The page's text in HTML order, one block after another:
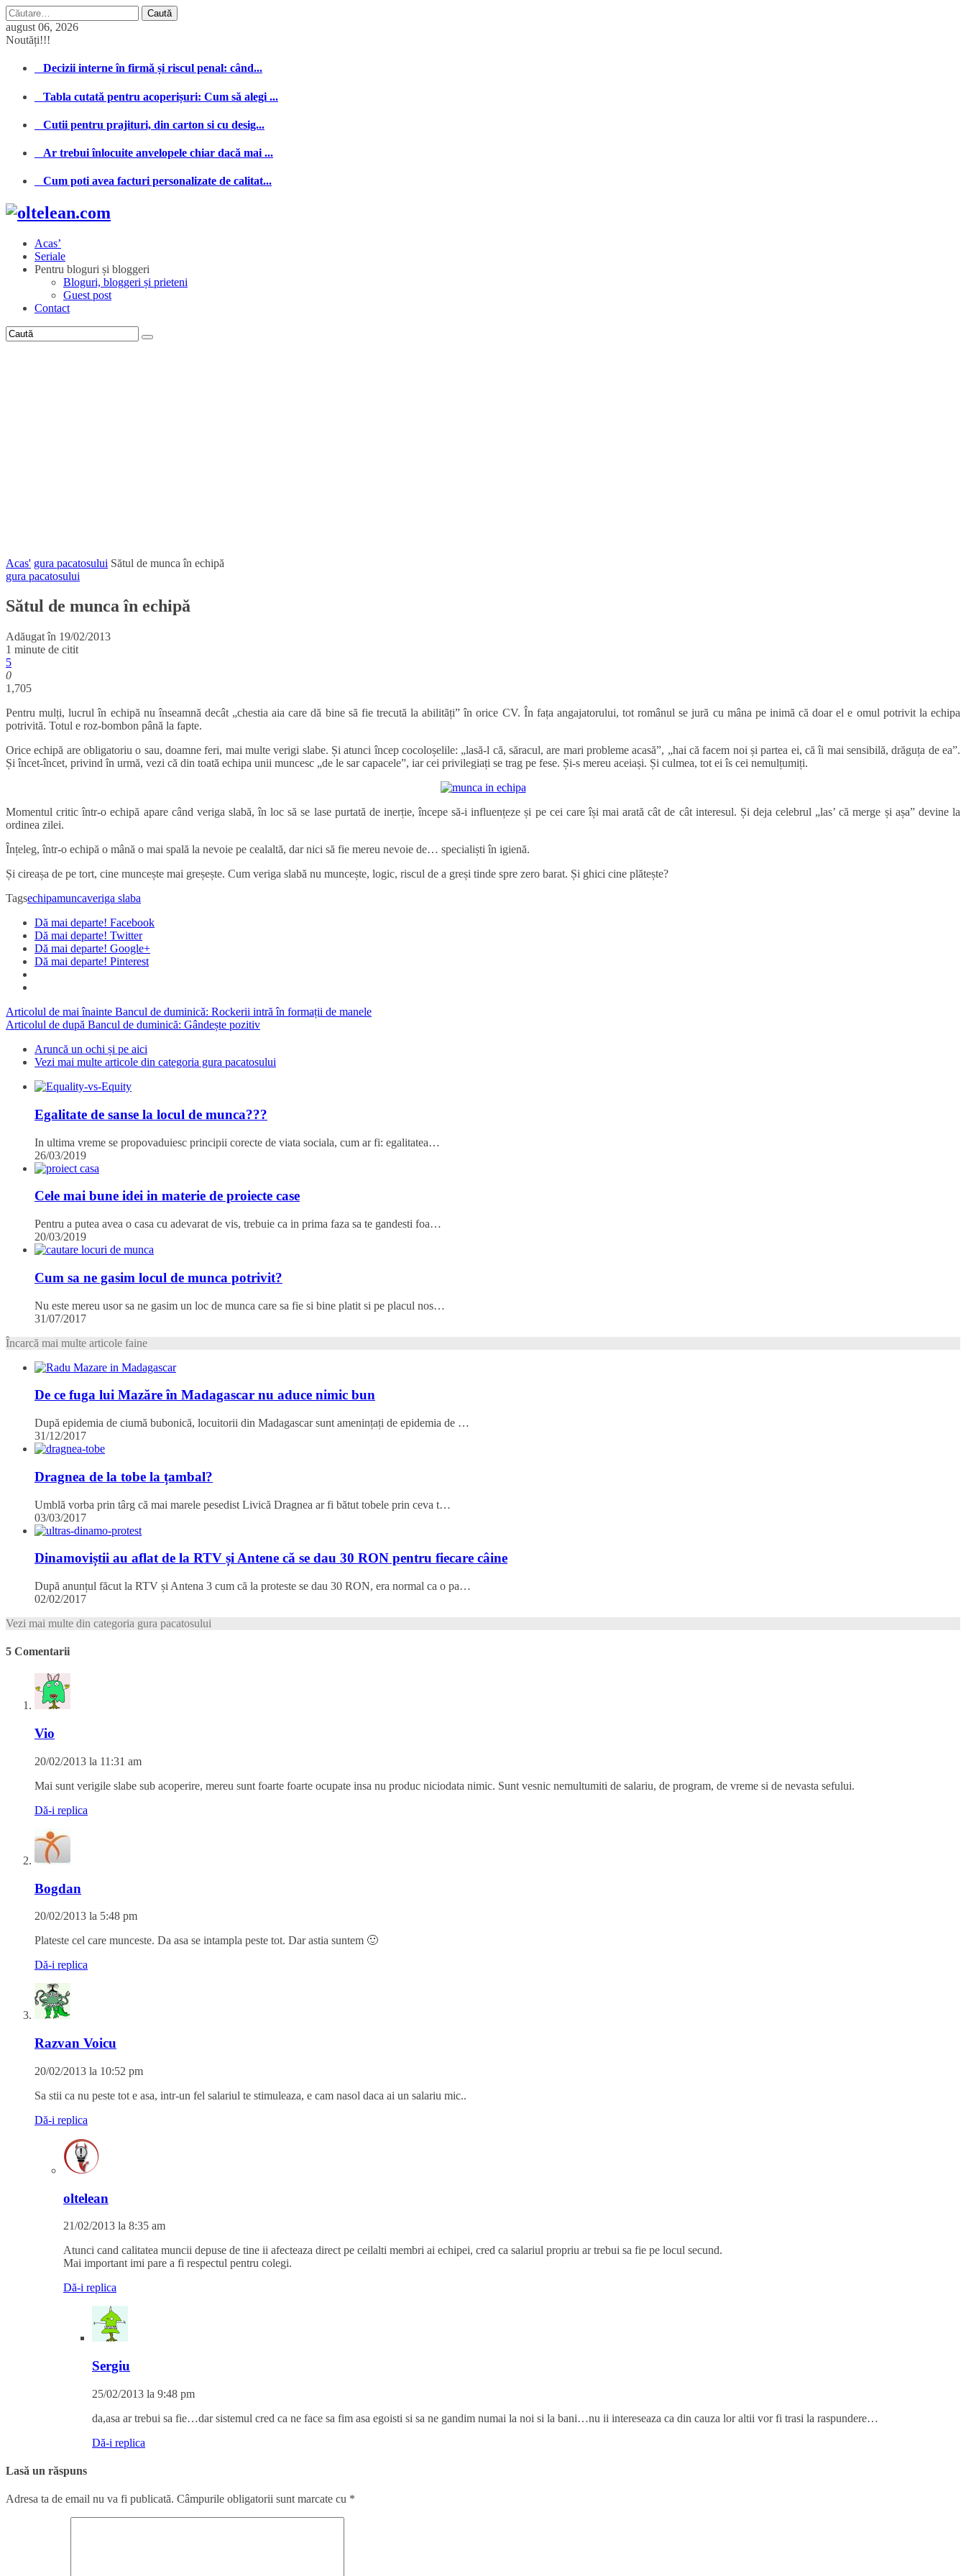
Caută
după:
august 06, 2026
Noutăți!!!
Decizii interne în firmă și riscul penal: când...
Tabla cutată pentru acoperișuri: Cum să alegi ...
Cutii pentru prajituri, din carton si cu desig...
Ar trebui înlocuite anvelopele chiar dacă mai ...
Cum poti avea facturi personalizate de calitat...
Acas’
Seriale
Pentru bloguri și bloggeri
Bloguri, bloggeri și prieteni
Guest post
Contact
Acas' gura pacatosului Sătul de munca în echipă
gura pacatosului
Sătul de munca în echipă
Adăugat în 19/02/2013
1 minute de citit
5
0
1,705
Pentru mulți, lucrul în echipă nu înseamnă decât „chestia aia care dă bine să fie trecută la abilități” în orice CV. În fața angajatorului, tot românul se jură cu mâna pe inimă că doar el e omul potrivit la echipa
potrivită. Totul e roz-bombon până la fapte.
Orice echipă are obligatoriu o sau, doamne feri, mai multe verigi slabe. Și atunci încep cocoloșelile: „lasă-l că, săracul, are mari probleme acasă”, „hai că facem noi și partea ei, că îi mai sensibilă, drăguța de ea”.
Și încet-încet, privind în urmă, vezi că din toată echipa unii muncesc „de le sar capacele”, iar cei privilegiați se trag pe fese. Și-s mereu aceiași. Și culmea, tot ei îs cei nemulțumiți.
Momentul critic într-o echipă apare când veriga slabă, în loc să se lase purtată de inerție, începe să-i influențeze și pe cei care își mai arată cât de cât interesul. Și deja celebrul „las’ că merge și așa” devine la
ordinea zilei.
Înțeleg, într-o echipă o mână o mai spală la nevoie pe cealaltă, dar nici să fie mereu nevoie de… specialiști în igienă.
Și cireașa de pe tort, cine muncește mai greșește. Cum veriga slabă nu muncește, logic, riscul de a greși tinde spre zero barat. Și ghici cine plătește?
Tagsechipamuncaveriga slaba
Dă mai departe! Facebook
Dă mai departe! Twitter
Dă mai departe! Google+
Dă mai departe! Pinterest
Articolul de mai înainte Bancul de duminică: Rockerii intră în formații de manele
Articolul de după Bancul de duminică: Gândește pozitiv
Aruncă un ochi și pe aici
Vezi mai multe articole din categoria gura pacatosului
Egalitate de sanse la locul de munca???
In ultima vreme se propovaduiesc principii corecte de viata sociala, cum ar fi: egalitatea…
26/03/2019
Cele mai bune idei in materie de proiecte case
Pentru a putea avea o casa cu adevarat de vis, trebuie ca in prima faza sa te gandesti foa…
20/03/2019
Cum sa ne gasim locul de munca potrivit?
Nu este mereu usor sa ne gasim un loc de munca care sa fie si bine platit si pe placul nos…
31/07/2017
Încarcă mai multe articole faine
De ce fuga lui Mazăre în Madagascar nu aduce nimic bun
După epidemia de ciumă bubonică, locuitorii din Madagascar sunt amenințați de epidemia de …
31/12/2017
Dragnea de la tobe la țambal?
Umblă vorba prin târg că mai marele pesedist Livică Dragnea ar fi bătut tobele prin ceva t…
03/03/2017
Dinamoviștii au aflat de la RTV și Antene că se dau 30 RON pentru fiecare câine
După anunțul făcut la RTV și Antena 3 cum că la proteste se dau 30 RON, era normal ca o pa…
02/02/2017
Vezi mai multe din categoria gura pacatosului
5 Comentarii
Vio
20/02/2013 la 11:31 am
Mai sunt verigile slabe sub acoperire, mereu sunt foarte foarte ocupate insa nu produc niciodata nimic. Sunt vesnic nemultumiti de salariu, de program, de vreme si de nevasta sefului.
Dă-i replica
Bogdan
20/02/2013 la 5:48 pm
Plateste cel care munceste. Da asa se intampla peste tot. Dar astia suntem 🙂
Dă-i replica
Razvan Voicu
20/02/2013 la 10:52 pm
Sa stii ca nu peste tot e asa, intr-un fel salariul te stimuleaza, e cam nasol daca ai un salariu mic..
Dă-i replica
oltelean
21/02/2013 la 8:35 am
Atunci cand calitatea muncii depuse de tine ii afecteaza direct pe ceilalti membri ai echipei, cred ca salariul propriu ar trebui sa fie pe locul secund.
Mai important imi pare a fi respectul pentru colegi.
Dă-i replica
Sergiu
25/02/2013 la 9:48 pm
da,asa ar trebui sa fie…dar sistemul cred ca ne face sa fim asa egoisti si sa ne gandim numai la noi si la bani…nu ii intereseaza ca din cauza lor altii vor fi trasi la raspundere…
Dă-i replica
Lasă un răspuns
Adresa ta de email nu va fi publicată. Câmpurile obligatorii sunt marcate cu *